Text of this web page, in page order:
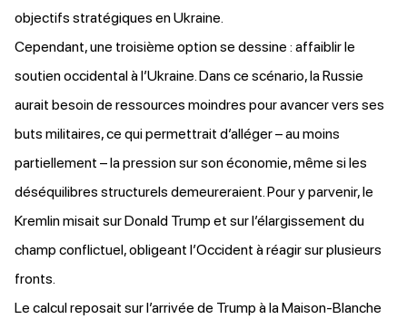
objectifs stratégiques en Ukraine.
Cependant, une troisième option se dessine : affaiblir le
soutien occidental à l’Ukraine. Dans ce scénario, la Russie
aurait besoin de ressources moindres pour avancer vers ses
buts militaires, ce qui permettrait d’alléger – au moins
partiellement – la pression sur son économie, même si les
déséquilibres structurels demeureraient. Pour y parvenir, le
Kremlin misait sur Donald Trump et sur l’élargissement du
champ conflictuel, obligeant l’Occident à réagir sur plusieurs
fronts.
Le calcul reposait sur l’arrivée de Trump à la Maison-Blanche